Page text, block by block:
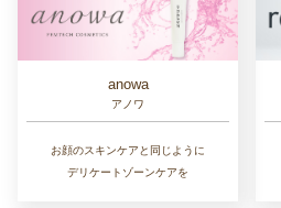
anowa
アノワ
お顔のスキンケアと同じように
デリケートゾーンケアを